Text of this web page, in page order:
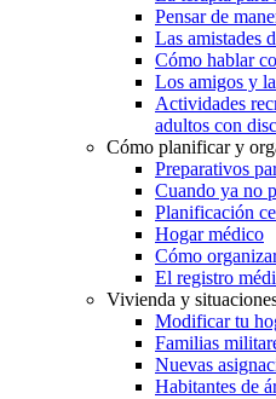
Pensar de
Las amistades
Cómo hablar
Los amigos y
Actividades
adultos con
Cómo planificar y
Preparativos
Cuando ya no
Planificación
Hogar médico
Cómo
El registro
Vivienda y
Modificar tu
Familias
Nuevas
Habitantes de